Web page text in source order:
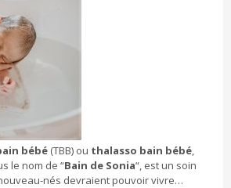
bébé (TBB) ou thalasso bain bébé
le nom de “Bain de Sonia“, est un soin
nés devraient pouvoir vivre…